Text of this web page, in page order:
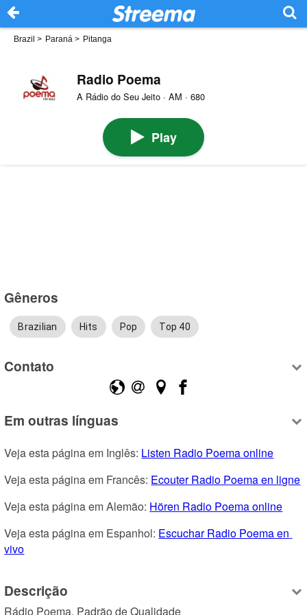
Brazil > Paraná > Pitanga
Radio Poema
A Rádio do Seu Jeito · AM · 680
Play
Gêneros
Brazilian Hits Pop Top 40
Contato
Em outras línguas
Veja esta página em Inglês: Listen Radio Poema online
Veja esta página em Francês: Ecouter Radio Poema en ligne
Veja esta página em Alemão: Hören Radio Poema online
Veja esta página em Espanhol: Escuchar Radio Poema en
vivo
Descrição
Rádio Poema. Padrão de Qualidade